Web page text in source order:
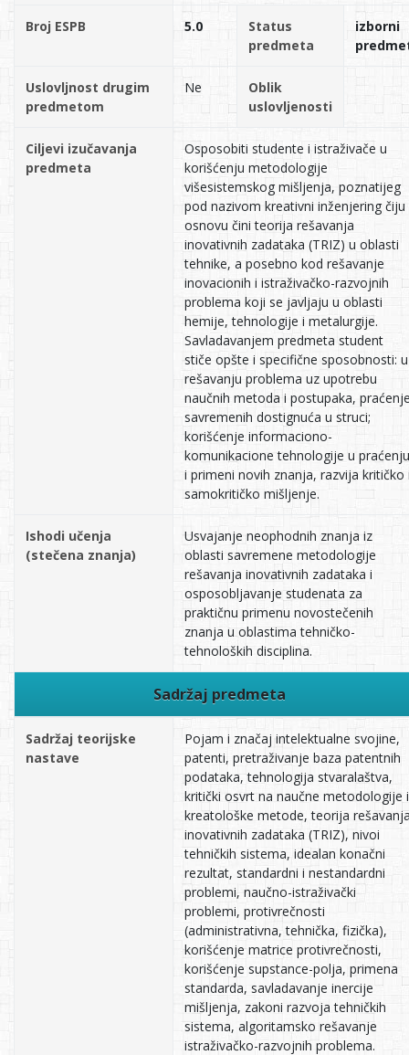
Broj ESPB 5.0
Status
predmeta
izborni
Uslovljnost drugim
predmetom
Ne
Oblik
uslovljenosti
Ciljevi izučavanja
predmeta
Osposobiti studente i istraživače u
korišćenju metodologije
višesistemskog mišljenja, poznatijeg
pod nazivom kreativni inženjering čiju
osnovu čini teorija rešavanja
inovativnih zadataka (TRIZ) u oblasti
tehnike, a posebno kod rešavanje
inovacionih i istraživačko-razvojnih
problema koji se javljaju u oblasti
hemije, tehnologije i metalurgije.
Savladavanjem predmeta student
stiče opšte i specifične sposobnosti: u
rešavanju problema uz upotrebu
naučnih metoda i postupaka,
savremenih dostignuća u struci;
korišćenje informaciono-
komunikacione tehnologije u praćenju
i primeni novih znanja, razvija kritičko
samokritičko mišljenje.
Ishodi učenja
(stečena znanja)
Usvajanje neophodnih znanja iz
oblasti savremene metodologije
rešavanja inovativnih zadataka i
osposobljavanje studenata za
praktičnu primenu novostečenih
znanja u oblastima tehničko-
tehnoloških disciplina.
Sadržaj predmeta
Sadržaj teorijske
nastave
Pojam i značaj intelektualne svojine,
patenti, pretraživanje baza patentnih
podataka, tehnologija stvaralaštva,
kritički osvrt na naučne metodologije i
kreatološke metode, teorija
inovativnih zadataka (TRIZ), nivoi
tehničkih sistema, idealan konačni
rezultat, standardni i nestandardni
problemi, naučno-istraživački
problemi, protivrečnosti
(administrativna, tehnička, fizička),
korišćenje matrice protivrečnosti,
korišćenje supstance-polja, primena
standarda, savladavanje inercije
mišljenja, zakoni razvoja tehničkih
sistema, algoritamsko rešavanje
istraživačko-razvojnih problema.